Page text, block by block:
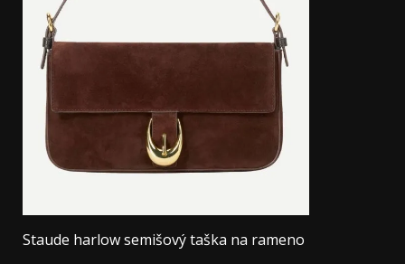
Staude harlow semišový taška na rameno